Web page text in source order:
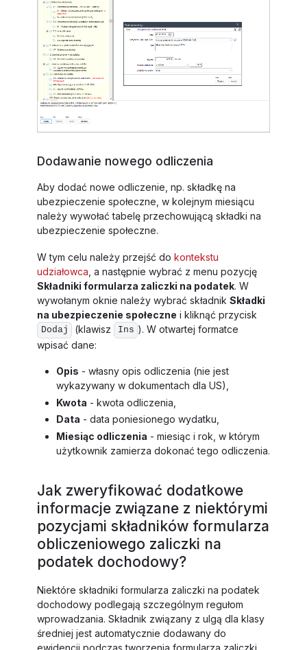
Dodawanie nowego odliczenia
Aby dodać nowe odliczenie, np. składkę na
ubezpieczenie społeczne, w kolejnym miesiącu
należy wywołać tabelę przechowującą składki na
ubezpieczenie społeczne.
W tym celu należy przejść do kontekstu
udziałowca , a następnie wybrać z menu pozycję
Składniki formularza zaliczki na podatek. W
wywołanym oknie należy wybrać składnik Składki
na ubezpieczenie społeczne i kliknąć przycisk
Dodaj (klawisz Ins ). W otwartej formatce
wpisać dane:
Opis - własny opis odliczenia (nie jest
wykazywany w dokumentach dla US),
Kwota - kwota odliczenia,
Data - data poniesionego wydatku,
Miesiąc odliczenia - miesiąc i rok, w którym
użytkownik zamierza dokonać tego odliczenia.
Jak zweryfikować dodatkowe
informacje związane z niektórymi
pozycjami składników formularza
obliczeniowego zaliczki na
podatek dochodowy?
Niektóre składniki formularza zaliczki na podatek
dochodowy podlegają szczególnym regułom
wprowadzania. Składnik związany z ulgą dla klasy
średniej jest automatycznie dodawany do
ewidencji podczas tworzenia formularza zaliczki